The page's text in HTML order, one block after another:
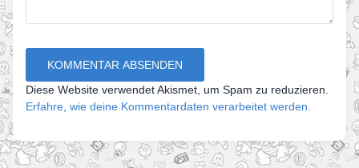
Diese Website verwendet Akismet, um Spam zu reduzieren.
Erfahre, wie deine Kommentardaten verarbeitet werden.